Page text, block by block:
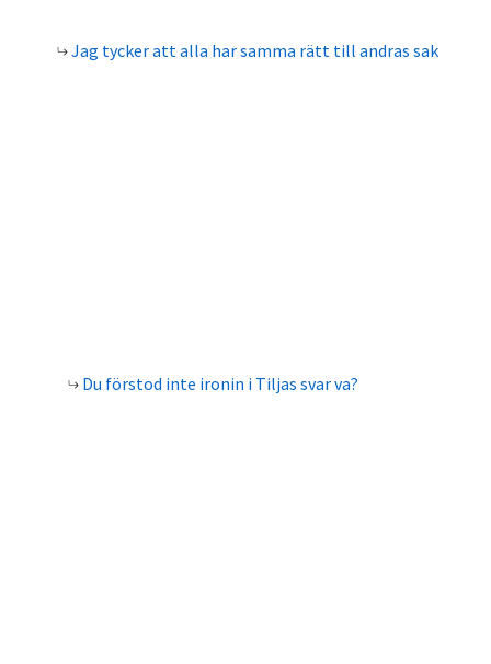
Jag tycker att alla har samma rätt till andras sak
Du förstod inte ironin i Tiljas svar va?